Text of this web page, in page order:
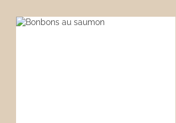
Enfants